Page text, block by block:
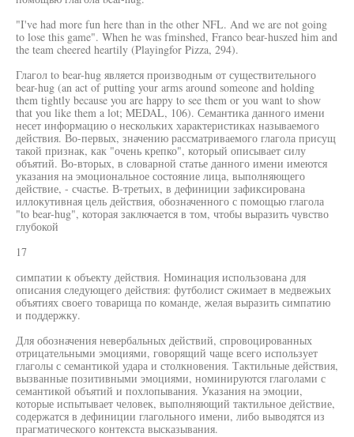
"I've had more fun here than in the other NFL. And we are not going
to lose this game". When he was fminshed, Franco bear-huszed him and
the team cheered heartily (Playingfor Pizza, 294).
Глагол to bear-hug является производным от существительного
bear-hug (an act of putting your arms around someone and holding
them tightly because you are happy to see them or you want to show
that you like them a lot; MEDAL, 106). Семантика данного имени
несет информацию о нескольких характеристиках называемого
действия. Во-первых, значению рассматриваемого глагола присущ
такой признак, как "очень крепко", который описывает силу
объятий. Во-вторых, в словарной статье данного имени имеются
указания на эмоциональное состояние лица, выполняющего
действие, - счастье. В-третьих, в дефиниции зафиксирована
иллокутивная цель действия, обозначенного с помощью глагола
"to bear-hug", которая заключается в том, чтобы выразить чувство
глубокой
17
симпатии к объекту действия. Номинация использована для
описания следующего действия: футболист сжимает в медвежьих
объятиях своего товарища по команде, желая выразить симпатию
и поддержку.
Для обозначения невербальных действий, спровоцированных
отрицательными эмоциями, говорящий чаще всего использует
глаголы с семантикой удара и столкновения. Тактильные действия,
вызванные позитивными эмоциями, номинируются глаголами с
семантикой объятий и похлопывания. Указания на эмоции,
которые испытывает человек, выполняющий тактильное действие,
содержатся в дефиниции глагольного имени, либо выводятся из
прагматического контекста высказывания.